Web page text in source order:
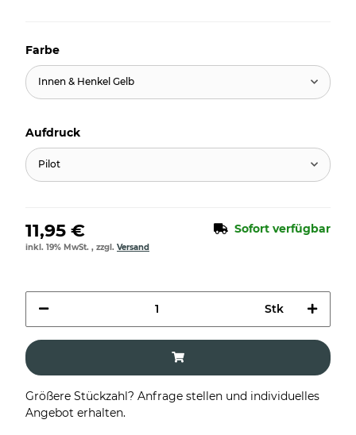
Farbe
Innen & Henkel Gelb
Aufdruck
Pilot
11,95 € Sofort verfügbar
inkl. 19% MwSt. , zzgl. Versand
Stk
Größere Stückzahl? Anfrage stellen und individuelles
Angebot erhalten.